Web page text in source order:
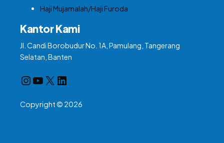
Haji Mujamalah/Haji Furoda
Kantor Kami
Jl. Candi Borobudur No. 1A, Pamulang, Tangerang
Selatan, Banten
InstagramYouTube X LinkedIn
Copyright © 2026